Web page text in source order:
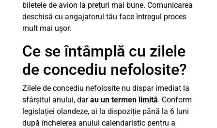
biletele de avion la prețuri mai bune. Comunicarea
deschisă cu angajatorul tău face întregul proces
mult mai ușor.
Ce se întâmplă cu zilele
de concediu nefolosite?
Zilele de concediu nefolosite nu dispar imediat la
sfârșitul anului, darau un termen limită. Conform
legislației olandeze, ai la dispoziție până la 6 luni
după încheierea anului calendaristic pentru a